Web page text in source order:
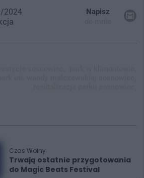
2024
Napisz
Czas Wolny
Trwają ostatnie przygotowania
do Magic Beats Festival